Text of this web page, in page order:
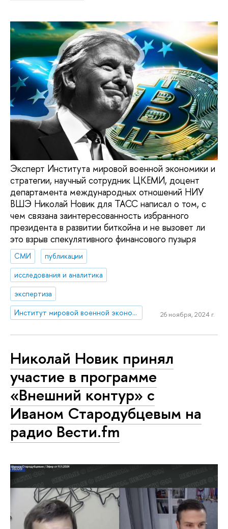
Эксперт Института мировой военной экономики и
стратегии, научный сотрудник ЦКЕМИ, доцент
департамента международных отношений НИУ
ВШЭ Николай Новик для ТАСС написал о том, с
чем связана заинтересованность избранного
президента в развитии биткойна и не вызовет ли
это взрыв спекулятивного финансового пузыря
СМИ
публикации
исследования и аналитика
экспертиза
Институт мировой военной экономики и стратегии
26 ноября, 2024 г.
Николай Новик принял
участие в программе
«Внешний контур» с
Иваном Стародубцевым на
радио Вести.fm